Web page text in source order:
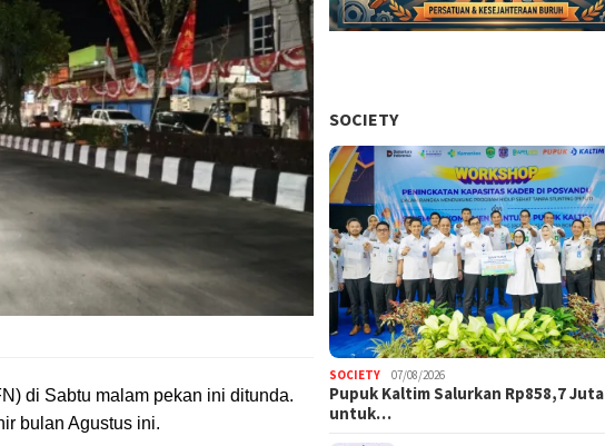
di Sabtu malam pekan ini ditunda.
bulan Agustus ini.
SOCIETY
SOCIETY 07/08/2026
Pupuk Kaltim Salurkan Rp858,7 Juta
untuk…